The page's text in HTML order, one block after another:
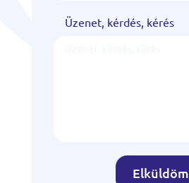
Üzenet, kérdés, kérés
Elküldöm